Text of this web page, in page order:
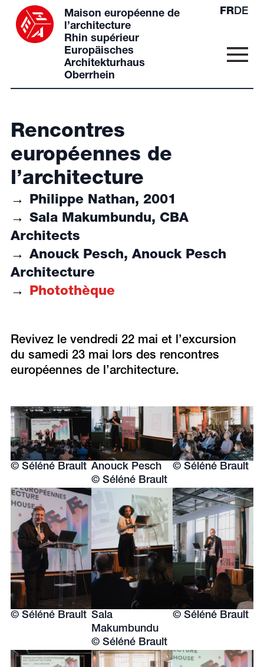
Maison européenne de
l’architecture
Rhin supérieur
Europäisches
Architekturhaus
Oberrhein
FRDE
Rencontres
européennes de
l’architecture
Philippe Nathan, 2001
Sala Makumbundu, CBA
Architects
Anouck Pesch, Anouck Pesch
Architecture
Photothèque
Revivez le vendredi 22 mai et l’excursion
du samedi 23 mai lors des rencontres
européennes de l’architecture.
© Séléné Brault Anouck Pesch
© Séléné Brault
© Séléné Brault
© Séléné Brault Sala
Makumbundu
© Séléné Brault
© Séléné Brault